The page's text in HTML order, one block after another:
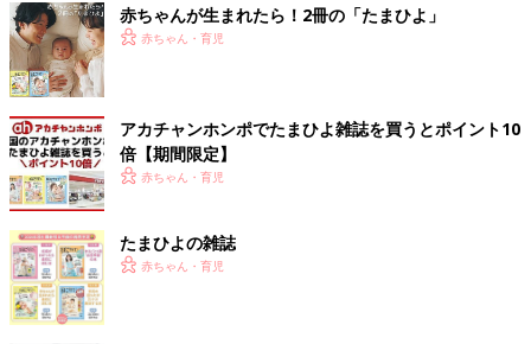
赤ちゃんが生まれたら！2冊の「たまひよ」
赤ちゃん・育児
アカチャンホンポでたまひよ雑誌を買うとポイント10
倍【期間限定】
赤ちゃん・育児
たまひよの雑誌
赤ちゃん・育児